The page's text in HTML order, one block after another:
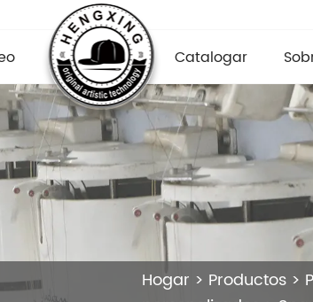
Catalogar
Hogar > Productos >